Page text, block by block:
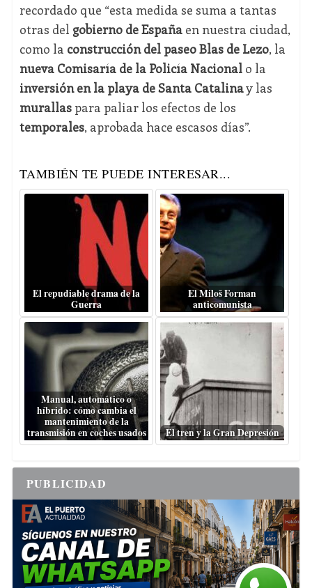
recordado que “esta medida se suma a tantas
otras del gobierno de Españaen nuestra ciudad,
como la construcción del paseo Blas de Lezo, la
nueva Comisaría de la Policía Nacionalo la
inversión en la playa de Santa Catalinay las
murallaspara paliar los efectos de los
temporales, aprobada hace escasos días”.
TAMBIÉN TE PUEDE INTERESAR...
El repudiable drama de la
Guerra
El Miloš Forman
anticomunista
Manual, automático o
híbrido: cómo cambia el
mantenimiento de la
transmisión en coches usados
El tren y la Gran Depresión
PUBLICIDAD